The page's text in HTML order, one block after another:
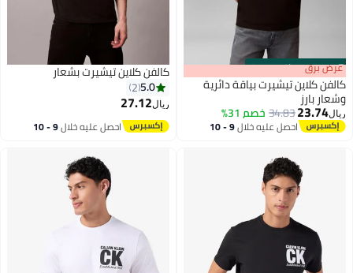
00m:00s
·باقي 100% عرض برق
كالفن كلاين تيشيرت بياقة دائرية
وشعار بارز
ريال23.74
34.83خصم 31%
احصل عليه خلال 9 - 10
كالفن كلاين تيشيرت بشعار
5.0
2
ريال27.12
احصل عليه خلال 9 - 10